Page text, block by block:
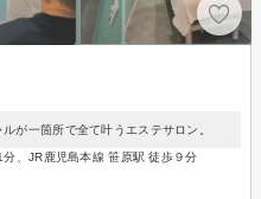
が一箇所で全て叶うエステサロン。
、JR鹿児島本線 笹原駅 徒歩９分